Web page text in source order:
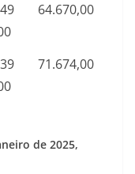
64.670,00
71.674,00
de 2025,